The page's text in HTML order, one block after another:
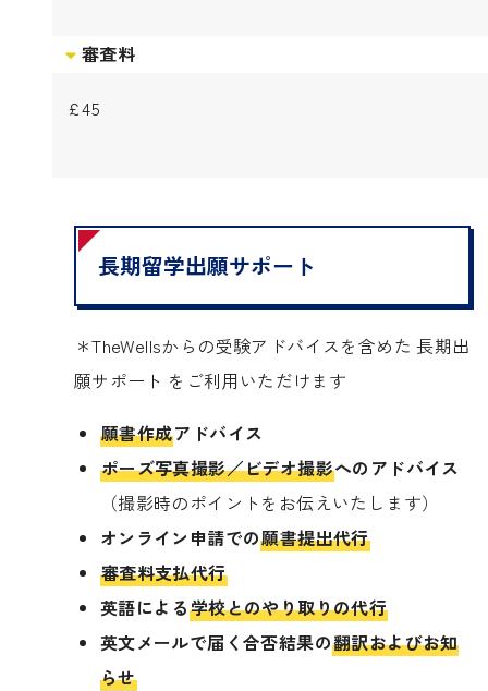
審査料
£45
長期留学出願サポート
＊TheWellsからの受験アドバイスを含めた 長期出
願サポート をご利用いただけます
願書作成アドバイス
ポーズ写真撮影／ビデオ撮影へのアドバイス
（撮影時のポイントをお伝えいたします）
オンライン申請での願書提出代行
審査料支払代行
英語による学校とのやり取りの代行
英文メールで届く合否結果の翻訳およびお知
らせ